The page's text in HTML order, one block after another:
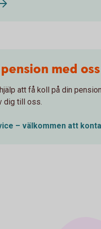
med oss
att få koll på din
dig till oss.
– välkommen att